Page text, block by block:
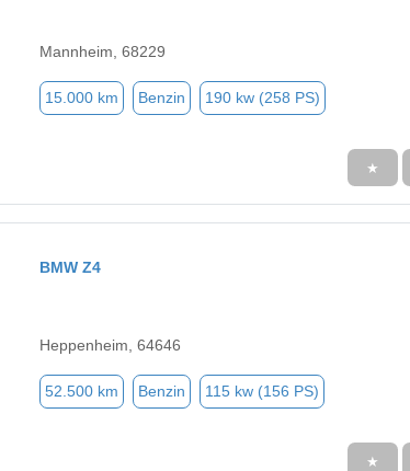
Mannheim, 68229
15.000 km Benzin 190 kw (258 PS)
★
BMW Z4
Heppenheim, 64646
52.500 km Benzin 115 kw (156 PS)
★